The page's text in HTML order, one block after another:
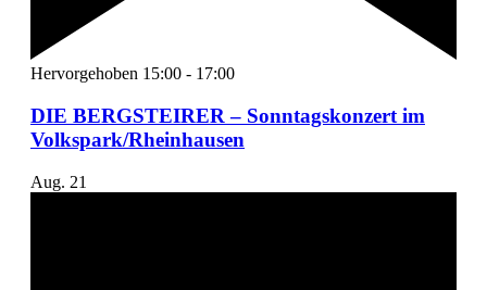
Hervorgehoben 15:00 - 17:00
DIE BERGSTEIRER – Sonntagskonzert im
Volkspark/Rheinhausen
Aug. 21